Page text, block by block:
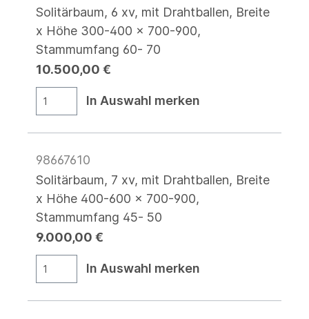
Solitärbaum, 6 xv, mit Drahtballen, Breite
x Höhe 300-400 x 700-900,
Stammumfang 60- 70
10.500,00 €
In Auswahl merken
98667610
Solitärbaum, 7 xv, mit Drahtballen, Breite
x Höhe 400-600 x 700-900,
Stammumfang 45- 50
9.000,00 €
In Auswahl merken